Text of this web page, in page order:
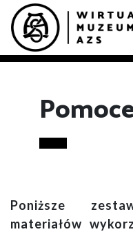
Poniższe
materiałów